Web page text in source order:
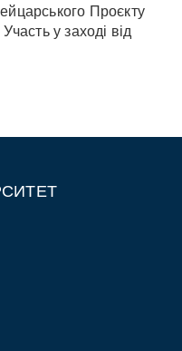
Проєкту
у заході від